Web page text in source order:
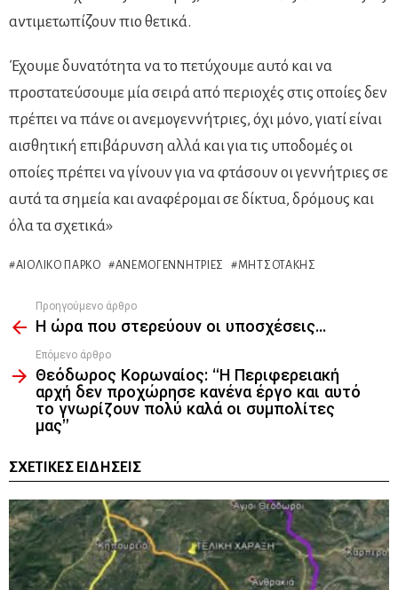
αντιμετωπίζουν πιο θετικά.
Έχουμε δυνατότητα να το πετύχουμε αυτό και να
προστατεύσουμε μία σειρά από περιοχές στις οποίες δεν
πρέπει να πάνε οι ανεμογεννήτριες, όχι μόνο, γιατί είναι
αισθητική επιβάρυνση αλλά και για τις υποδομές οι
οποίες πρέπει να γίνουν για να φτάσουν οι γεννήτριες σε
αυτά τα σημεία και αναφέρομαι σε δίκτυα, δρόμους και
όλα τα σχετικά»
ΑΙΟΛΙΚΌ ΠΆΡΚΟ ΑΝΕΜΟΓΕΝΝΉΤΡΙΕΣ ΜΗΤΣΟΤΆΚΗΣ
more
Προηγούμενο άρθρο
Η ώρα που στερεύουν οι υποσχέσεις…
Επόμενο άρθρο
Θεόδωρος Κορωναίος: “Η Περιφερειακή
αρχή δεν προχώρησε κανένα έργο και αυτό
το γνωρίζουν πολύ καλά οι συμπολίτες
μας”
ΣΧΕΤΙΚΈΣ ΕΙΔΉΣΕΙΣ